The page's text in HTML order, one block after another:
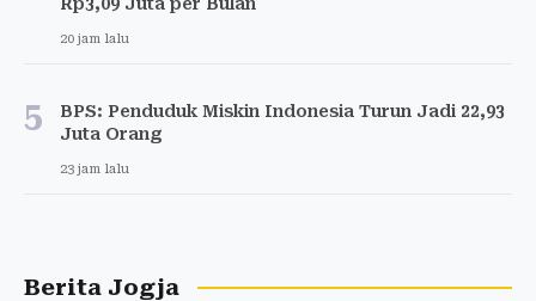
20 jam lalu
5
BPS: Penduduk Miskin Indonesia Turun Jadi 22,93
Juta Orang
23 jam lalu
Berita Jogja